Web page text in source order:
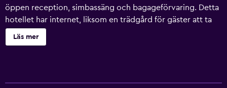
öppen reception, simbassäng och bagageförvaring. Detta
hotellet har internet, liksom en trädgård för gäster att ta
det lugnt och koppla av i. Vid fint väder utgör
utomhusterrassen ett perfekt ställe att koppla av på.
Läs mer